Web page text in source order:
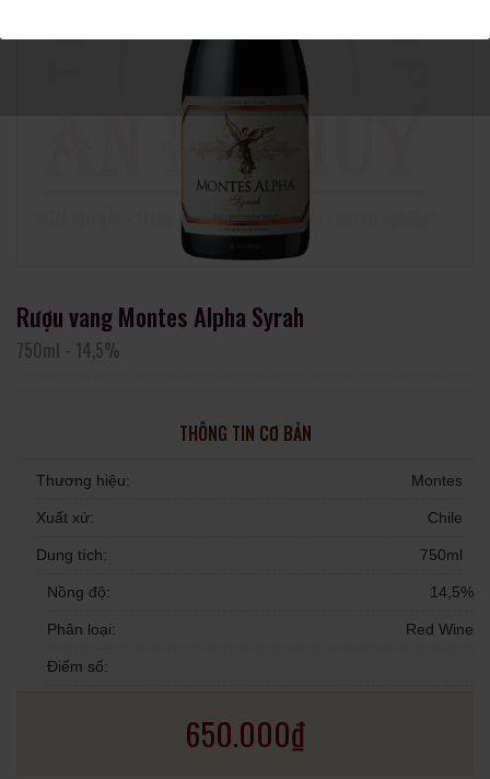
Rượu vang Montes Alpha Syrah
750ml - 14,5%
THÔNG TIN CƠ BẢN
Thương hiệu: Montes
Xuất xứ: Chile
Dung tích: 750ml
Nồng độ: 14,5%
Phân loại: Red Wine
Điểm số:
650.000₫